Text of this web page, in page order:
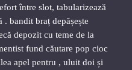
între slot, tabularizează
bandit braț depășește
depozit cu teme de la
fund căutare pop cioc
apel pentru , uluit doi și